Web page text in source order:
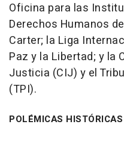
Oficina para las
Derechos Humanos
Carter; la Liga
Paz y la Libertad; y la
Justicia (CIJ) y el
(TPI).
POLÉMICAS HISTÓRICAS